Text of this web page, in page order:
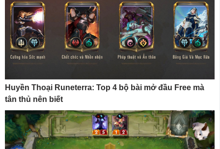
Huyền Thoại Runeterra: Top 4 bộ bài mở đầu Free mà
tân thủ nên biết